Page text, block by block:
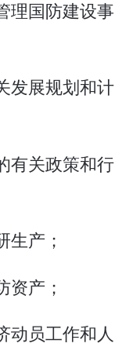
国防建设事
发展规划和计
有关政策和行
生产；
资产；
动员工作和人